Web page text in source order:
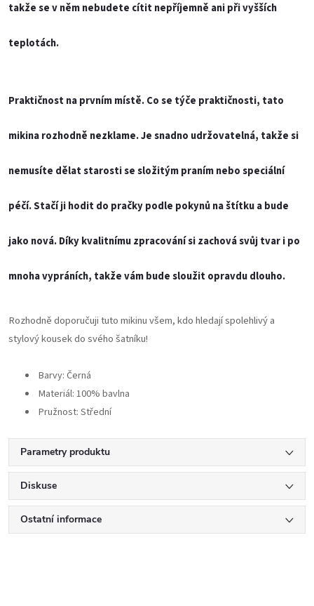
takže se v něm nebudete cítit nepříjemně ani při vyšších
teplotách.
Praktičnost na prvním místě.Co se týče praktičnosti, tato
mikina rozhodně nezklame. Je snadno udržovatelná, takže si
nemusíte dělat starosti se složitým praním nebo speciální
péčí. Stačí ji hodit do pračky podle pokynů na štítku a bude
jako nová. Díky kvalitnímu zpracování si zachová svůj tvar i po
mnoha vypráních, takže vám bude sloužit opravdu dlouho.
Rozhodně doporučuji tuto mikinu všem, kdo hledají spolehlivý a
stylový kousek do svého šatníku!
Barvy: Černá
Materiál: 100% bavlna
Pružnost: Střední
Parametry produktu
Diskuse
Ostatní informace